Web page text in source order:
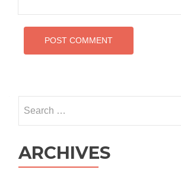
for:
ARCHIVES